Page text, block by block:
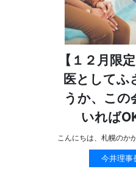
【１２月限
医としてふ
うか、この
いれば
こんにちは、札幌のか
今井理事